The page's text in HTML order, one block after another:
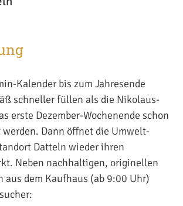
Kalender bis zum Jahresende
schneller füllen als die Nikolaus-
erste Dezember-Wochenende schon
werden. Dann öffnet die Umwelt-
Datteln wieder ihren
Neben nachhaltigen, originellen
aus dem Kaufhaus (ab 9:00 Uhr)